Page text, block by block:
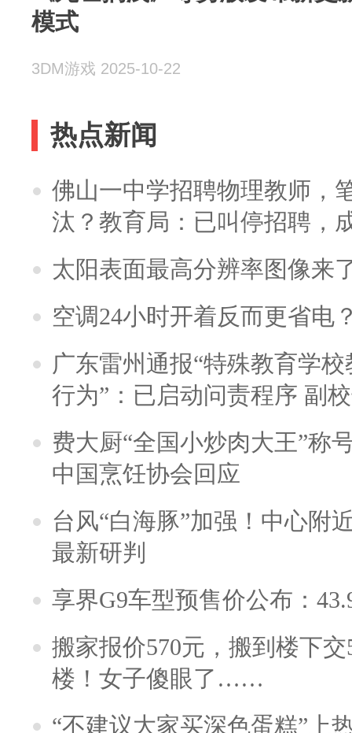
模式
3DM游戏 2025-10-22
热点新闻
佛山一中学招聘物理教师，
汰？教育局：已叫停招聘，
太阳表面最高分辨率图像来
空调24小时开着反而更省电
广东雷州通报“特殊教育学
行为”：已启动问责程序 副
费大厨“全国小炒肉大王”称
中国烹饪协会回应
台风“白海豚”加强！中心附
最新研判
享界G9车型预售价公布：
搬家报价570元，搬到楼下
楼！女子傻眼了……
“不建议大家买深色蛋糕”上